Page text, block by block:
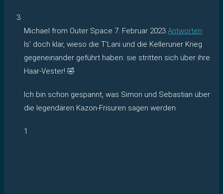
Michael from Outer Space 7. Februar 2023 Antworten
Is‘ doch klar, wieso die T’Lani und die Kelleruner Krieg
gegeneinander geführt haben: sie stritten sich über ihre
Haar-Vester! 🤣
Ich bin schon gespannt, was Simon und Sebastian über
die legendären Kazon-Frisuren sagen werden.
1